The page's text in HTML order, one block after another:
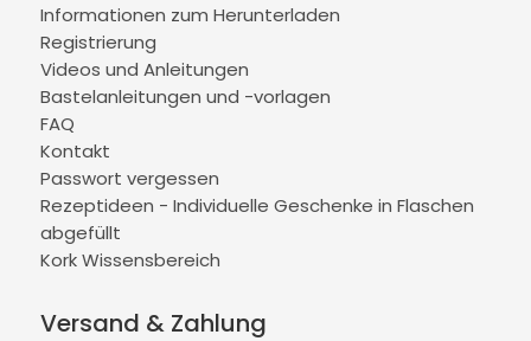
Informationen zum Herunterladen
Registrierung
Videos und Anleitungen
Bastelanleitungen und -vorlagen
FAQ
Kontakt
Passwort vergessen
Rezeptideen - Individuelle Geschenke in Flaschen
abgefüllt
Kork Wissensbereich
Versand & Zahlung